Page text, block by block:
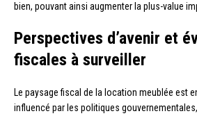
bien, pouvant ainsi augmenter la plus-value
Perspectives d’avenir et
fiscales à surveiller
Le paysage fiscal de la location meublée est
influencé par les politiques